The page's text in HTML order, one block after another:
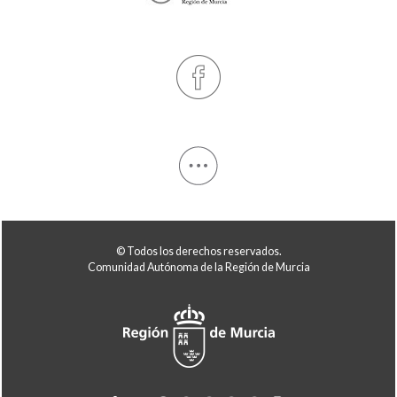
© Todos los derechos reservados.
Comunidad Autónoma de la Región de Murcia